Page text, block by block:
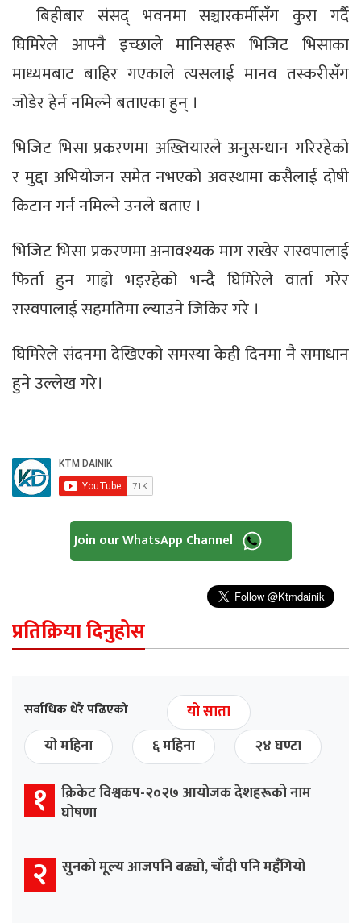
बिहीबार संसद् भवनमा सञ्चारकर्मीसँग कुरा गर्दै
घिमिरेले आफ्नै इच्छाले मानिसहरू भिजिट भिसाका
माध्यमबाट बाहिर गएकाले त्यसलाई मानव तस्करीसँग
जोडेर हेर्न नमिल्ने बताएका हुन् ।
भिजिट भिसा प्रकरणमा अख्तियारले अनुसन्धान गरिरहेको
र मुद्दा अभियोजन समेत नभएको अवस्थामा कसैलाई दोषी
किटान गर्न नमिल्ने उनले बताए ।
भिजिट भिसा प्रकरणमा अनावश्यक माग राखेर रास्वपालाई
फिर्ता हुन गाह्रो भइरहेको भन्दै घिमिरेले वार्ता गरेर
रास्वपालाई सहमतिमा ल्याउने जिकिर गरे ।
घिमिरेले संदनमा देखिएको समस्या केही दिनमा नै समाधान
हुने उल्लेख गरे।
Join our WhatsApp Channel
प्रतिक्रिया दिनुहोस
सर्वाधिक धेरै पढिएको
यो साता
यो महिना
६ महिना २४ घण्टा
१ क्रिकेट विश्वकप-२०२७ आयोजक देशहरूको नाम
घोषणा
२ सुनको मूल्य आजपनि बढ्यो, चाँदी पनि महँगियो